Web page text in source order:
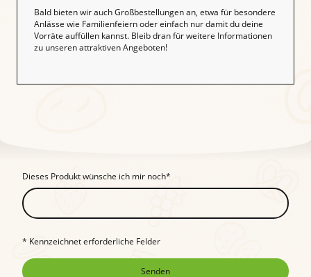
Bald bieten wir auch Großbestellungen an, etwa für besondere
Anlässe wie Familienfeiern oder einfach nur damit du deine
Vorräte auffüllen kannst. Bleib dran für weitere Informationen
zu unseren attraktiven Angeboten!
Dieses Produkt wünsche ich mir noch*
* Kennzeichnet erforderliche Felder
Senden